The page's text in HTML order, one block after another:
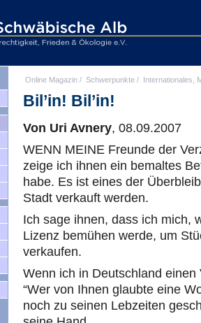
Online Magazin / Schwerpunkte / Internationales,
Bil’in! Bil’in!
Von Uri Avnery, 08.09.2007
WENN MEINE Freunde der
zeige ich ihnen ein bemaltes
habe. Es ist eines der
Stadt verkauft werden.
Ich sage ihnen, dass ich mich,
Lizenz bemühen werde, um
verkaufen.
Wenn ich in Deutschland
“Wer von Ihnen glaubte eine
noch zu seinen Lebzeiten